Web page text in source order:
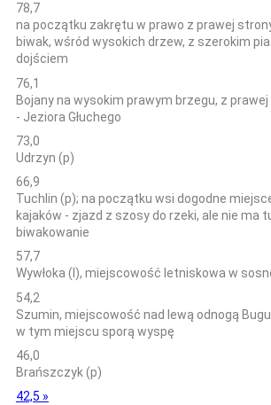
78,7
na początku zakrętu w prawo z prawej
biwak, wśród wysokich drzew, z szerokim
dojściem
76,1
Bojany na wysokim prawym brzegu, z
- Jeziora Głuchego
73,0
Udrzyn (p)
66,9
Tuchlin (p); na początku wsi dogodne
kajaków - zjazd z szosy do rzeki, ale nie ma
biwakowanie
57,7
Wywłoka (l), miejscowość letniskowa w
54,2
Szumin, miejscowość nad lewą odnogą
w tym miejscu sporą wyspę
46,0
Brańszczyk (p)
42,5 »